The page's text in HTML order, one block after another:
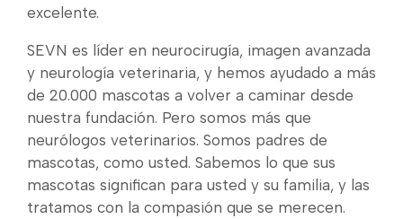
excelente.
SEVN es líder en neurocirugía, imagen avanzada
y neurología veterinaria, y hemos ayudado a más
de 20.000 mascotas a volver a caminar desde
nuestra fundación. Pero somos más que
neurólogos veterinarios. Somos padres de
mascotas, como usted. Sabemos lo que sus
mascotas significan para usted y su familia, y las
tratamos con la compasión que se merecen.